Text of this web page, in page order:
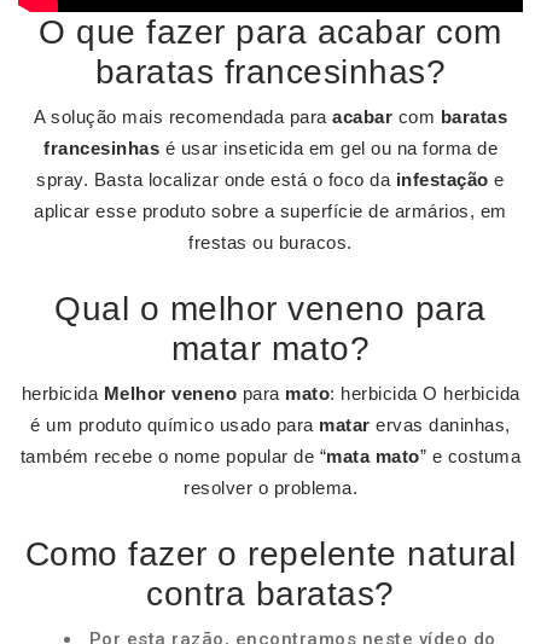
O que fazer para acabar com
baratas francesinhas?
A solução mais recomendada para acabar com baratas
francesinhas é usar inseticida em gel ou na forma de
spray. Basta localizar onde está o foco da infestação e
aplicar esse produto sobre a superfície de armários, em
frestas ou buracos.
Qual o melhor veneno para
matar mato?
herbicida Melhor veneno para mato: herbicida O herbicida
é um produto químico usado para matar ervas daninhas,
também recebe o nome popular de “mata mato” e costuma
resolver o problema.
Como fazer o repelente natural
contra baratas?
Por esta razão, encontramos neste vídeo do